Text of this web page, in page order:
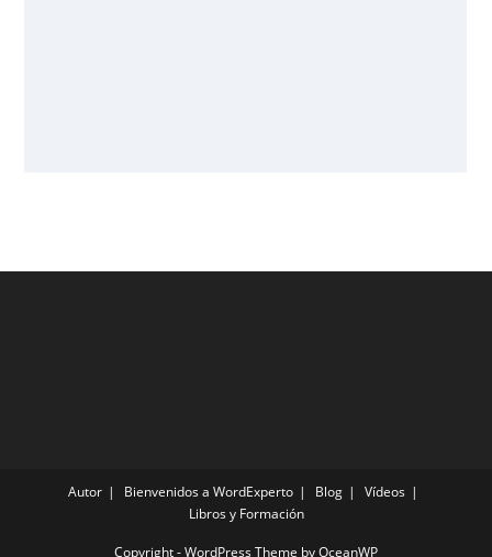
Autor Bienvenidos a WordExperto Blog
Vídeos
Libros y Formación
Copyright - WordPress Theme by OceanWP